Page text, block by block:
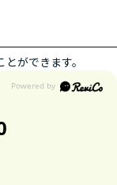
ができます。